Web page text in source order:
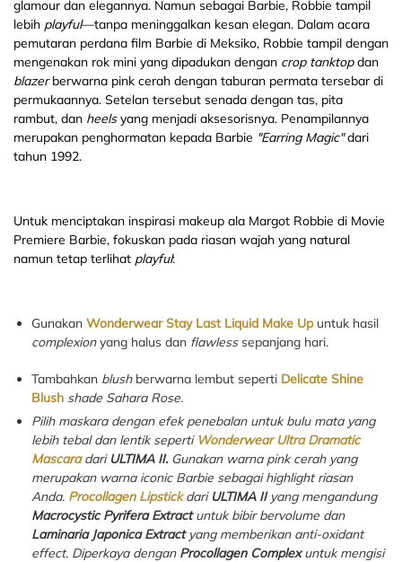
glamour dan elegannya. Namun sebagai Barbie, Robbie tampil
lebih playful—tanpa meninggalkan kesan elegan. Dalam acara
pemutaran perdana film Barbie di Meksiko, Robbie tampil dengan
mengenakan rok mini yang dipadukan dengan crop tanktopdan
blazerberwarna pink cerah dengan taburan permata tersebar di
permukaannya. Setelan tersebut senada dengan tas, pita
rambut, dan heelsyang menjadi aksesorisnya. Penampilannya
merupakan penghormatan kepada Barbie "Earring Magic"dari
tahun 1992.
Untuk menciptakan inspirasi makeup ala Margot Robbie di Movie
Premiere Barbie, fokuskan pada riasan wajah yang natural
namun tetap terlihat playful:
Gunakan Wonderwear Stay Last Liquid Make Upuntuk hasil
complexionyang halus dan flawless sepanjang hari.
Tambahkan blushberwarna lembut seperti Delicate Shine
Blush shade Sahara Rose.
Pilih maskara dengan efek penebalan untuk bulu mata yang
lebih tebal dan lentik seperti Wonderwear Ultra Dramatic
Mascaradari ULTIMA II.Gunakan warna pink cerah yang
merupakan warna iconicBarbie sebagaihighlightriasan
Anda. Procollagen Lipstickdari ULTIMA II yang mengandung
Macrocystic Pyrifera Extractuntuk bibir bervolume dan
Laminaria Japonica Extractyang memberikan anti-oxidant
effect. Diperkaya dengan Procollagen Complexuntuk mengisi